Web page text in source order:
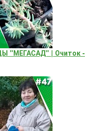
"МЕГАСАД" | Очиток -